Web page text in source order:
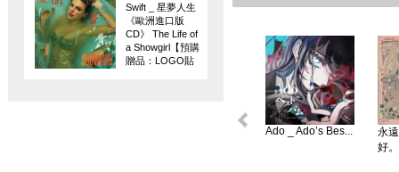
Swift _ 星夢人生
《歐洲進口版
CD》 The Life of
a Showgirl【預購
贈品：LOGO貼
Ado _ Ado’s Bes...
永
好